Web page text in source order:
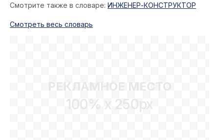
Смотрите также в словаре: ИНЖЕНЕР-КОНСТРУКТОР
Cмотреть весь словарь
РЕКЛАМНОЕ МЕСТО
100% x 250px